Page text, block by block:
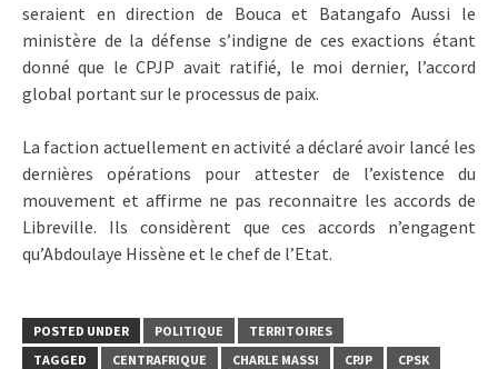
seraient en direction de Bouca et Batangafo Aussi le
ministère de la défense s’indigne de ces exactions étant
donné que le CPJP avait ratifié, le moi dernier, l’accord
global portant sur le processus de paix.
La faction actuellement en activité a déclaré avoir lancé les
dernières opérations pour attester de l’existence du
mouvement et affirme ne pas reconnaitre les accords de
Libreville. Ils considèrent que ces accords n’engagent
qu’Abdoulaye Hissène et le chef de l’Etat.
POSTED UNDER POLITIQUE
TERRITOIRES
TAGGED
CENTRAFRIQUE CHARLE MASSI CPJP
CPSK